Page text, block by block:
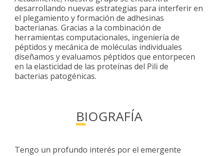
desarrollando nuevas estrategias para interferir en
el plegamiento y formación de adhesinas
bacterianas. Gracias a la combinación de
herramientas computacionales, ingeniería de
péptidos y mecánica de moléculas individuales
diseñamos y evaluamos péptidos que entorpecen
en la elasticidad de las proteínas del Pili de
bacterias patogénicas.
BIOGRAFÍA
Tengo un profundo interés por el emergente